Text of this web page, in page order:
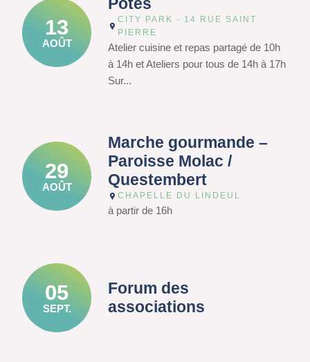
13
AOÛT
Potes
CITY PARK - 14 RUE SAINT
PIERRE
Atelier cuisine et repas partagé de 10h
à 14h et Ateliers pour tous de 14h à 17h
Sur...
29
AOÛT
Marche gourmande –
Paroisse Molac /
Questembert
CHAPELLE DU LINDEUL
à partir de 16h
05
SEPT.
Forum des
associations